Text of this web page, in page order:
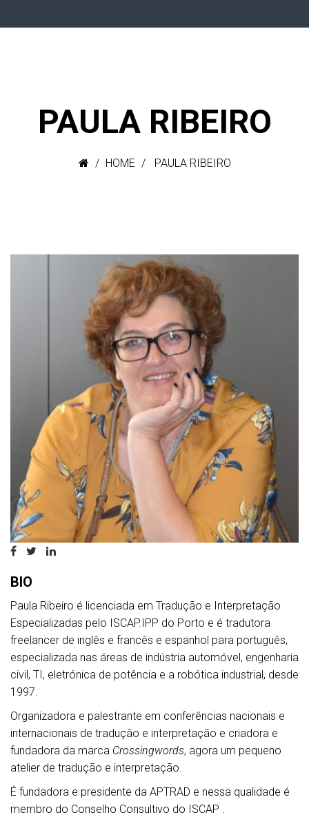
PAULA RIBEIRO
HOME PAULA RIBEIRO
BIO
Paula Ribeiro é licenciada em Tradução e Interpretação
Especializadas pelo ISCAP.IPP do Porto e é tradutora
freelancer de inglês e francês e espanhol para português,
especializada nas áreas de indústria automóvel, engenharia
civil, TI, eletrónica de potência e a robótica industrial, desde
1997.
Organizadora e palestrante em conferências nacionais e
internacionais de tradução e interpretação e criadora e
fundadora da marca Crossingwords, agora um pequeno
atelier de tradução e interpretação.
É fundadora e presidente da APTRAD e nessa qualidade é
membro do Conselho Consultivo do ISCAP .